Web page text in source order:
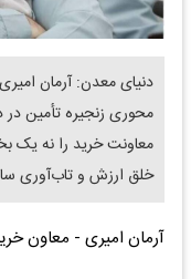
دنیای معدن: آرمان
محوری زنجیره تأمین در
معاونت خرید را نه یک
خلق ارزش و تاب‌آوری
آرمان امیری - معاون